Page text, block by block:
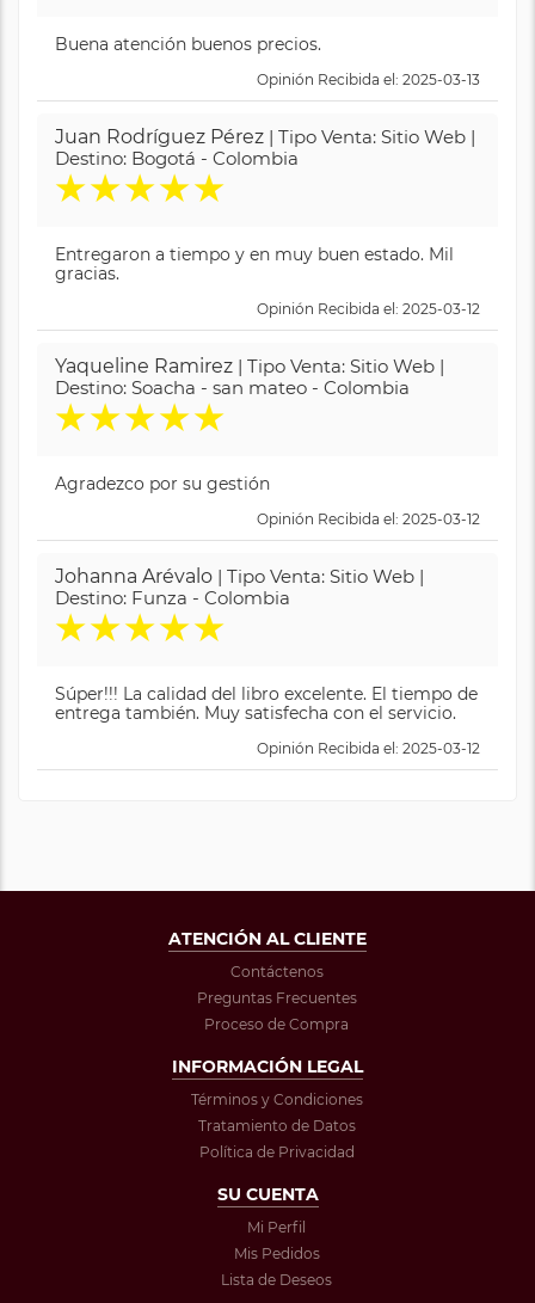
Buena atención buenos precios.
Opinión Recibida el: 2025-03-13
Juan Rodríguez Pérez | Tipo Venta: Sitio Web |
Destino: Bogotá - Colombia
★★★★★
Entregaron a tiempo y en muy buen estado. Mil
gracias.
Opinión Recibida el: 2025-03-12
Yaqueline Ramirez | Tipo Venta: Sitio Web |
Destino: Soacha - san mateo - Colombia
★★★★★
Agradezco por su gestión
Opinión Recibida el: 2025-03-12
Johanna Arévalo | Tipo Venta: Sitio Web |
Destino: Funza - Colombia
★★★★★
Súper!!! La calidad del libro excelente. El tiempo de
entrega también. Muy satisfecha con el servicio.
Opinión Recibida el: 2025-03-12
ATENCIÓN AL CLIENTE
Contáctenos
Preguntas Frecuentes
Proceso de Compra
INFORMACIÓN LEGAL
Términos y Condiciones
Tratamiento de Datos
Política de Privacidad
SU CUENTA
Mi Perfil
Mis Pedidos
Lista de Deseos